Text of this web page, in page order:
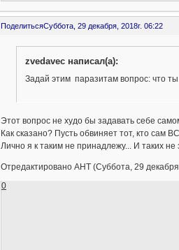
ПоделитьсяСуббота, 29 декабря, 2018г. 06:22
zvedavec написал(а):
Задай этим паразитам вопрос: что
Этот вопрос не худо бы задавать себе
Как сказано? Пусть обвиняет тот, кто
Лично я к таким не принадлежу... И таких не
Отредактировано AHT (Суббота, 29
0